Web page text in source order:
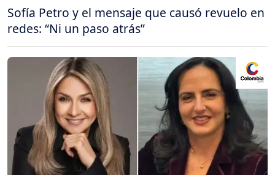
Sofía Petro y el mensaje que causó revuelo en
redes: “Ni un paso atrás”